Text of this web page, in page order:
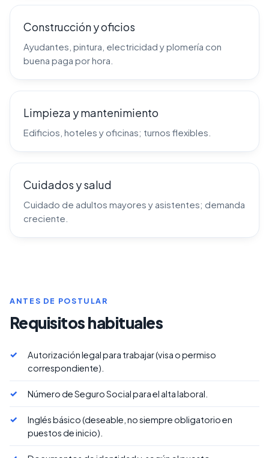
Construcción y oficios
Ayudantes, pintura, electricidad y plomería con
buena paga por hora.
Limpieza y mantenimiento
Edificios, hoteles y oficinas; turnos flexibles.
Cuidados y salud
Cuidado de adultos mayores y asistentes; demanda
creciente.
ANTES DE POSTULAR
Requisitos habituales
Autorización legal para trabajar (visa o permiso
correspondiente).
Número de Seguro Social para el alta laboral.
Inglés básico (deseable, no siempre obligatorio en
puestos de inicio).